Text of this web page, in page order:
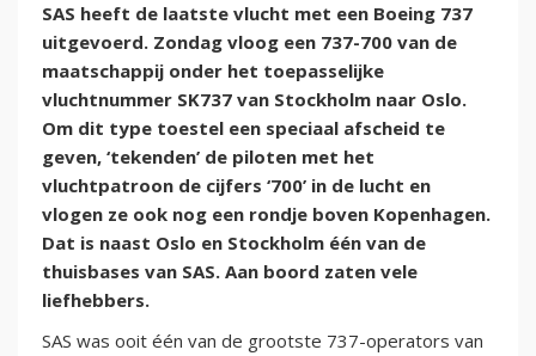
SAS heeft de laatste vlucht met een Boeing 737
uitgevoerd. Zondag vloog een 737-700 van de
maatschappij onder het toepasselijke
vluchtnummer SK737 van Stockholm naar Oslo.
Om dit type toestel een speciaal afscheid te
geven, ‘tekenden’ de piloten met het
vluchtpatroon de cijfers ‘700’ in de lucht en
vlogen ze ook nog een rondje boven Kopenhagen.
Dat is naast Oslo en Stockholm één van de
thuisbases van SAS. Aan boord zaten vele
liefhebbers.
SAS was ooit één van de grootste 737-operators van